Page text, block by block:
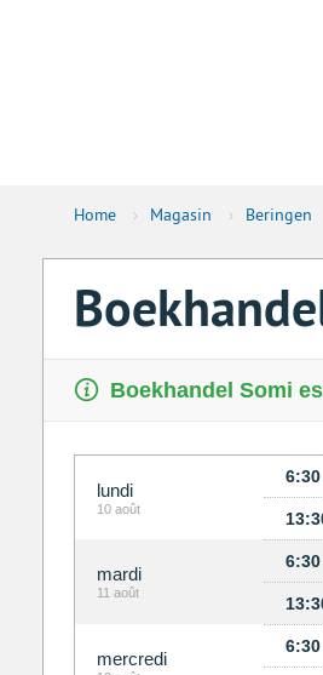
Home › Magasin › Beringen
Boekhandel Somi
lundi
10 août
mardi
11 août
mercredi